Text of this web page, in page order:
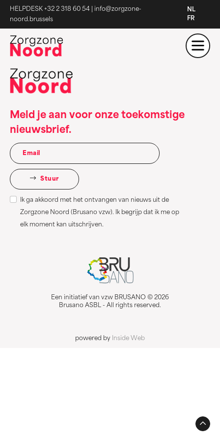
HELPDESK +32 2 318 60 54
info@zorgzone-
noord.brussels
NL
FR
Meld je aan voor onze toekomstige
nieuwsbrief.
Stuur
Ik ga akkoord met het ontvangen van nieuws uit de
Zorgzone Noord (Brusano vzw). Ik begrijp dat ik me op
elk moment kan uitschrijven.
Een initiatief van vzw BRUSANO © 2026
Brusano ASBL - All rights reserved.
powered by Inside Web